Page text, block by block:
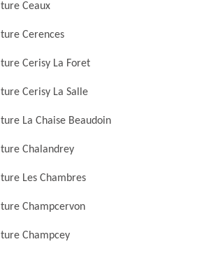
Ceaux
Cerences
Cerisy La Foret
Cerisy La Salle
La Chaise Beaudoin
Chalandrey
Les Chambres
Champcervon
Champcey